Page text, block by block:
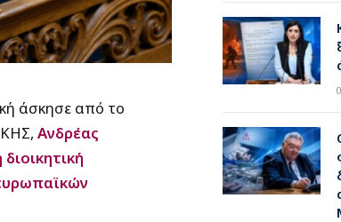
άσκησε από το
Ανδρέας
διοικητική